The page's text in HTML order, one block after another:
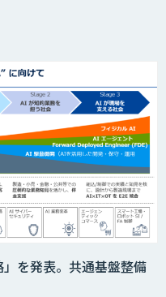
AIソリューション
を発表。共通基盤整備